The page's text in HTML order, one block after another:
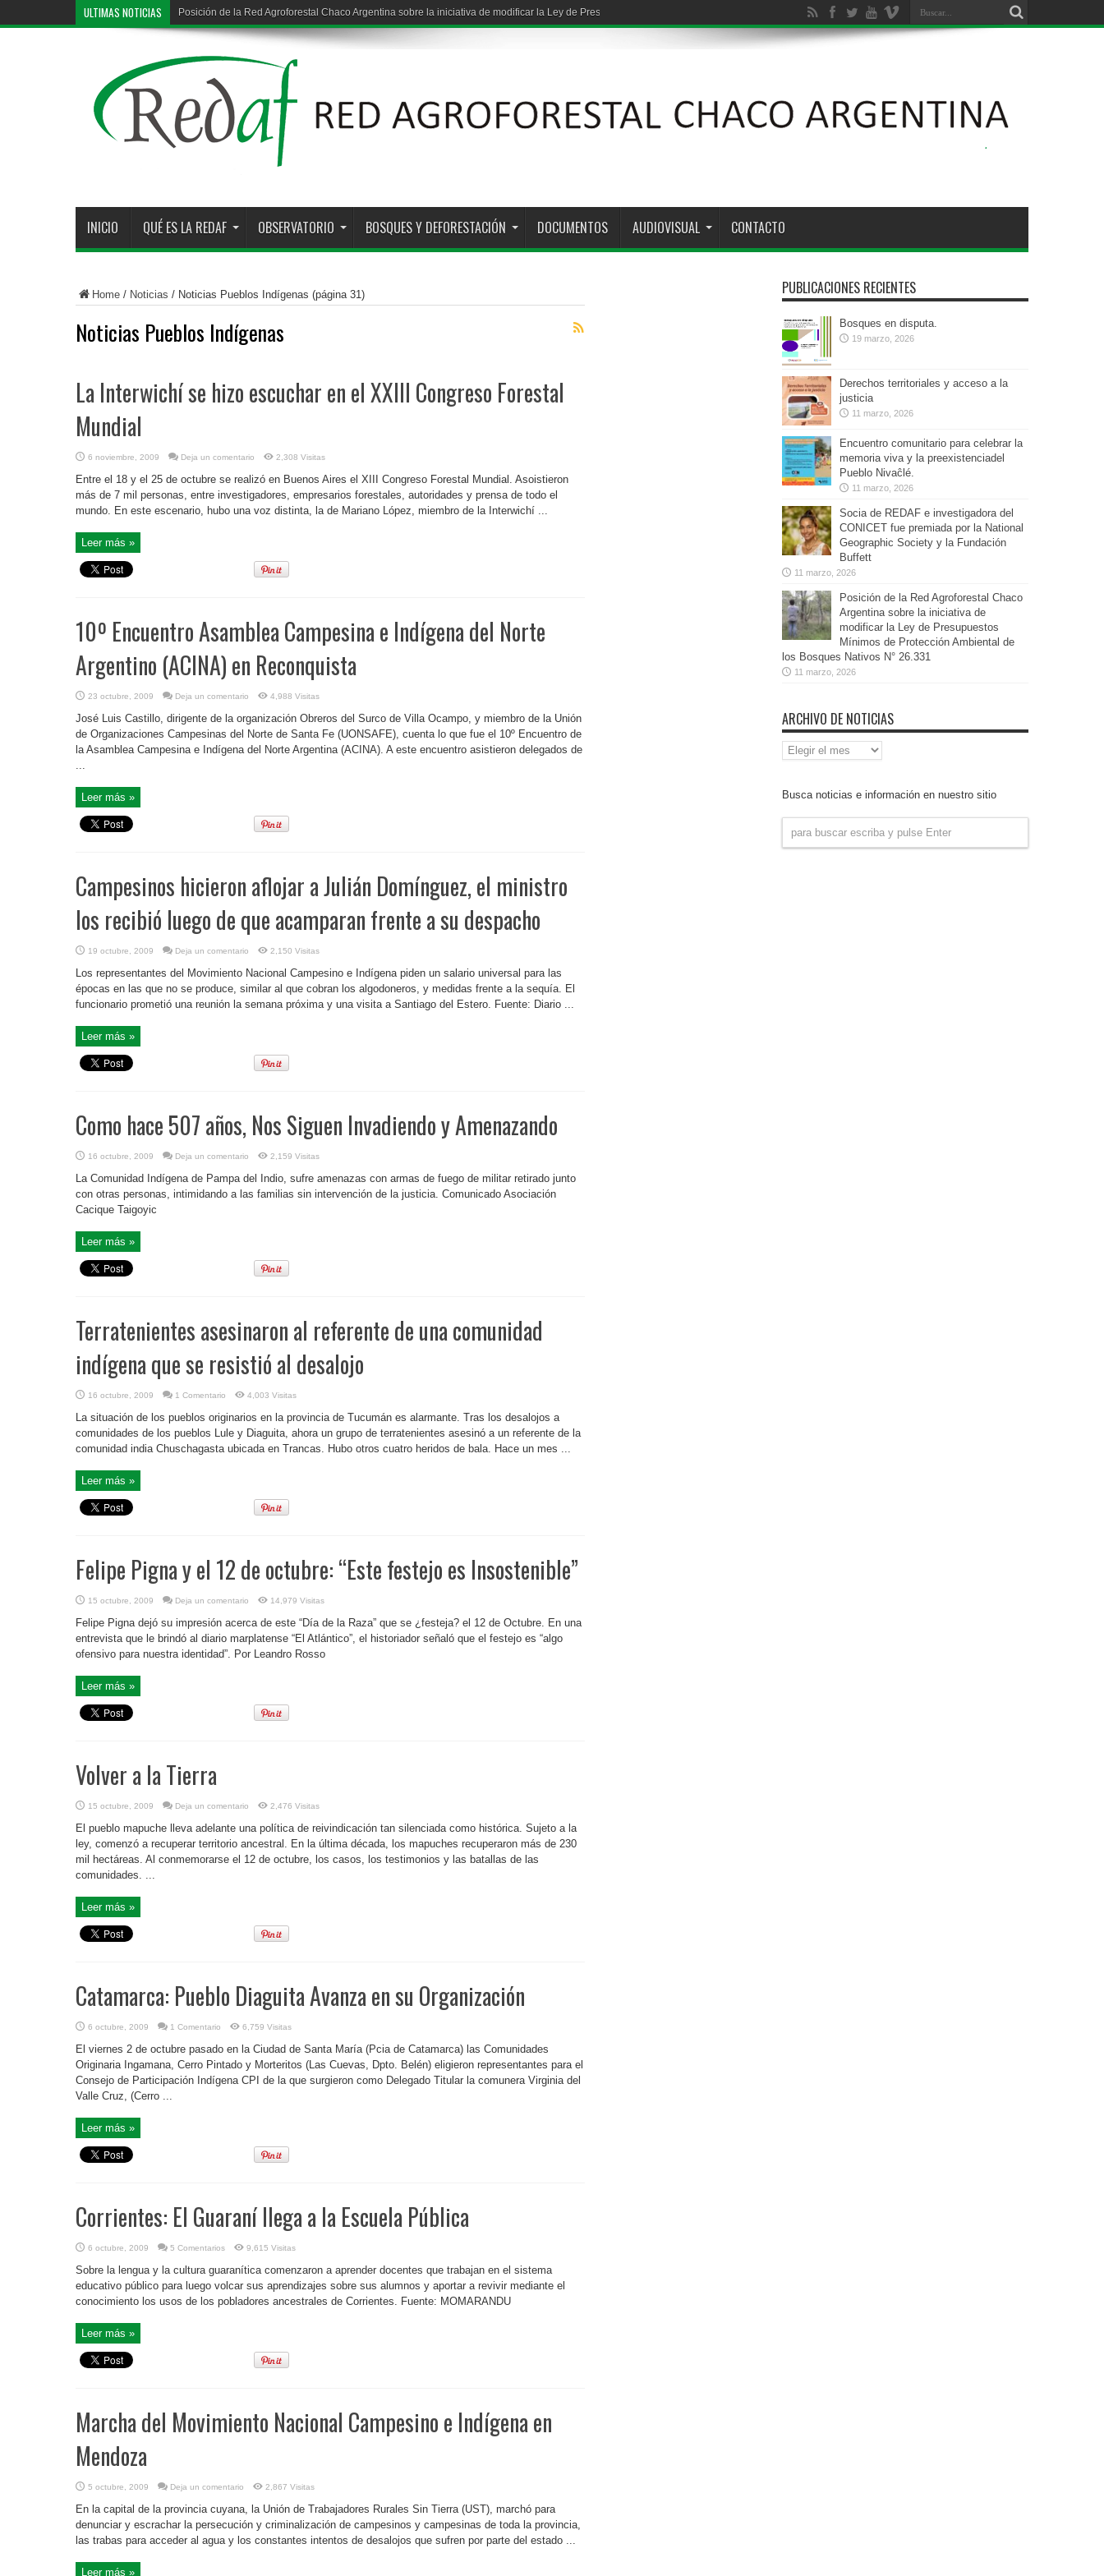
ULTIMAS NOTICIAS Posición de la Red Agroforestal Chaco Argentina sobre la iniciativa de modificar la Ley de Presupuestos Mínimos de Protección Ambiental de los Bosques Nativos N° 26.331
INICIO QUÉ ES LA REDAF OBSERVATORIO BOSQUES Y DEFORESTACIÓN DOCUMENTOS AUDIOVISUAL CONTACTO
Home / Noticias / Noticias Pueblos Indígenas (página 31)
Noticias Pueblos Indígenas
La Interwichí se hizo escuchar en el XXIII Congreso Forestal
Mundial
6 noviembre, 2009 Deja un comentario 2,308 Visitas
Entre el 18 y el 25 de octubre se realizó en Buenos Aires el XIII Congreso Forestal Mundial. Asoistieron
más de 7 mil personas, entre investigadores, empresarios forestales, autoridades y prensa de todo el
mundo. En este escenario, hubo una voz distinta, la de Mariano López, miembro de la Interwichí ...
Leer más »
10º Encuentro Asamblea Campesina e Indígena del Norte
Argentino (ACINA) en Reconquista
23 octubre, 2009 Deja un comentario 4,988 Visitas
José Luis Castillo, dirigente de la organización Obreros del Surco de Villa Ocampo, y miembro de la Unión
de Organizaciones Campesinas del Norte de Santa Fe (UONSAFE), cuenta lo que fue el 10º Encuentro de
la Asamblea Campesina e Indígena del Norte Argentina (ACINA). A este encuentro asistieron delegados de
...
Leer más »
Campesinos hicieron aflojar a Julián Domínguez, el ministro
los recibió luego de que acamparan frente a su despacho
19 octubre, 2009 Deja un comentario 2,150 Visitas
Los representantes del Movimiento Nacional Campesino e Indígena piden un salario universal para las
épocas en las que no se produce, similar al que cobran los algodoneros, y medidas frente a la sequía. El
funcionario prometió una reunión la semana próxima y una visita a Santiago del Estero. Fuente: Diario ...
Leer más »
Como hace 507 años, Nos Siguen Invadiendo y Amenazando
16 octubre, 2009 Deja un comentario 2,159 Visitas
La Comunidad Indígena de Pampa del Indio, sufre amenazas con armas de fuego de militar retirado junto
con otras personas, intimidando a las familias sin intervención de la justicia. Comunicado Asociación
Cacique Taigoyic
Leer más »
Terratenientes asesinaron al referente de una comunidad
indígena que se resistió al desalojo
16 octubre, 2009 1 Comentario 4,003 Visitas
La situación de los pueblos originarios en la provincia de Tucumán es alarmante. Tras los desalojos a
comunidades de los pueblos Lule y Diaguita, ahora un grupo de terratenientes asesinó a un referente de la
comunidad india Chuschagasta ubicada en Trancas. Hubo otros cuatro heridos de bala. Hace un mes ...
Leer más »
Felipe Pigna y el 12 de octubre: “Este festejo es Insostenible”
15 octubre, 2009 Deja un comentario 14,979 Visitas
Felipe Pigna dejó su impresión acerca de este “Día de la Raza” que se ¿festeja? el 12 de Octubre. En una
entrevista que le brindó al diario marplatense “El Atlántico”, el historiador señaló que el festejo es “algo
ofensivo para nuestra identidad”. Por Leandro Rosso
Leer más »
Volver a la Tierra
15 octubre, 2009 Deja un comentario 2,476 Visitas
El pueblo mapuche lleva adelante una política de reivindicación tan silenciada como histórica. Sujeto a la
ley, comenzó a recuperar territorio ancestral. En la última década, los mapuches recuperaron más de 230
mil hectáreas. Al conmemorarse el 12 de octubre, los casos, los testimonios y las batallas de las
comunidades. ...
Leer más »
Catamarca: Pueblo Diaguita Avanza en su Organización
6 octubre, 2009 1 Comentario 6,759 Visitas
El viernes 2 de octubre pasado en la Ciudad de Santa María (Pcia de Catamarca) las Comunidades
Originaria Ingamana, Cerro Pintado y Morteritos (Las Cuevas, Dpto. Belén) eligieron representantes para el
Consejo de Participación Indígena CPI de la que surgieron como Delegado Titular la comunera Virginia del
Valle Cruz, (Cerro ...
Leer más »
Corrientes: El Guaraní llega a la Escuela Pública
6 octubre, 2009 5 Comentarios 9,615 Visitas
Sobre la lengua y la cultura guaranítica comenzaron a aprender docentes que trabajan en el sistema
educativo público para luego volcar sus aprendizajes sobre sus alumnos y aportar a revivir mediante el
conocimiento los usos de los pobladores ancestrales de Corrientes. Fuente: MOMARANDU
Leer más »
Marcha del Movimiento Nacional Campesino e Indígena en
Mendoza
5 octubre, 2009 Deja un comentario 2,867 Visitas
En la capital de la provincia cuyana, la Unión de Trabajadores Rurales Sin Tierra (UST), marchó para
denunciar y escrachar la persecución y criminalización de campesinos y campesinas de toda la provincia,
las trabas para acceder al agua y los constantes intentos de desalojos que sufren por parte del estado ...
Leer más »
PUBLICACIONES RECIENTES
Bosques en disputa.
19 marzo, 2026
Derechos territoriales y acceso a la
justicia
11 marzo, 2026
Encuentro comunitario para celebrar la
memoria viva y la preexistenciadel
Pueblo Nivaĉlé.
11 marzo, 2026
Socia de REDAF e investigadora del
CONICET fue premiada por la National
Geographic Society y la Fundación
Buffett
11 marzo, 2026
Posición de la Red Agroforestal Chaco
Argentina sobre la iniciativa de
modificar la Ley de Presupuestos
Mínimos de Protección Ambiental de
los Bosques Nativos N° 26.331
11 marzo, 2026
ARCHIVO DE NOTICIAS
Archivo
de
Busca noticias e información en nuestro sitio